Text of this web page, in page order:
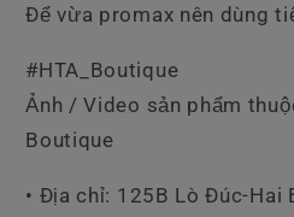
Để vừa promax nên dùng
#HTA_Boutique
Ảnh / Video sản phẩm
Boutique
• Địa chỉ: 125B Lò Đúc-Hai